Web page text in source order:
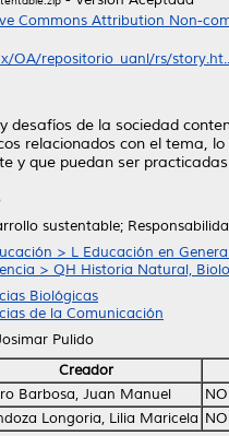
Commons Attribution Non-
OA/repositorio_uanl/rs/
desafíos de la sociedad
relacionados con el tema,
y que puedan ser
sustentable;
> L Educación en
> QH Historia Natural,
Biológicas
de la Comunicación
Pulido
Creador
Barbosa, Juan Manuel
Longoria, Lilia Maricela